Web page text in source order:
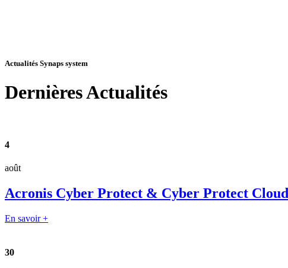
Actualités Synaps system
DernièresActualités
4
août
Acronis Cyber Protect & Cyber Protect
En savoir +
30